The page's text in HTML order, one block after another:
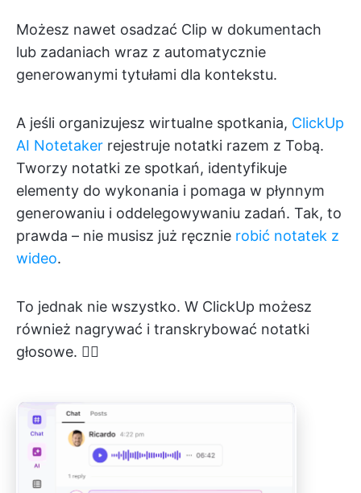
Możesz nawet osadzać Clip w dokumentach
lub zadaniach wraz z automatycznie
generowanymi tytułami dla kontekstu.
A jeśli organizujesz wirtualne spotkania, ClickUp
AI Notetaker rejestruje notatki razem z Tobą.
Tworzy notatki ze spotkań, identyfikuje
elementy do wykonania i pomaga w płynnym
generowaniu i oddelegowywaniu zadań. Tak, to
prawda – nie musisz już ręcznie robić notatek z
wideo.
To jednak nie wszystko. W ClickUp możesz
również nagrywać i transkrybować notatki
głosowe. 👇🏼